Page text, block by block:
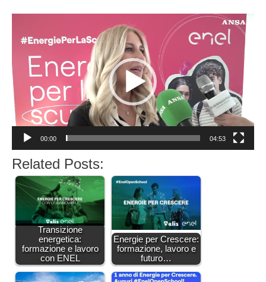
Player
00:00 04:53
Related Posts:
Transizione
energetica:
formazione e lavoro
con ENEL
Energie per Crescere:
formazione, lavoro e
futuro…